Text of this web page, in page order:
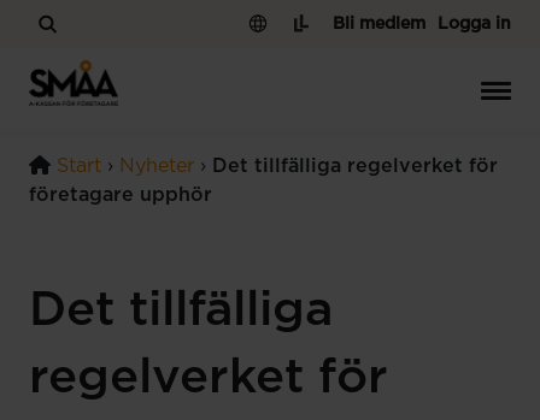
Hoppa till innehåll
Logga in
Bli medlem
Start › Nyheter › Det tillfälliga regelverket för
företagare upphör
Det tillfälliga
regelverket för